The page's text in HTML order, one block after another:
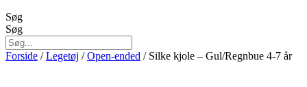
Søg
Søg
Forside /Legetøj /Open-ended / Silke kjole – Gul/Regnbue 4-7 år